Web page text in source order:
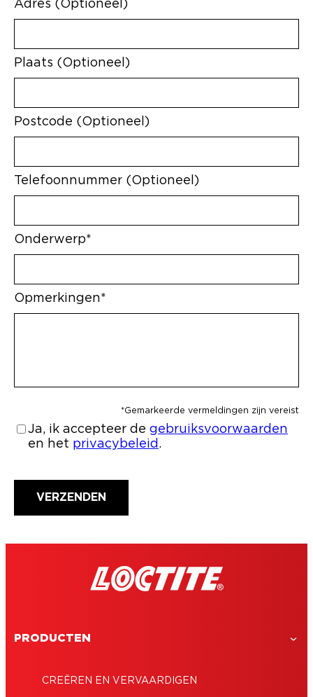
Adres (Optioneel)
Plaats (Optioneel)
Postcode (Optioneel)
Telefoonnummer (Optioneel)
Onderwerp*
Opmerkingen*
*Gemarkeerde vermeldingen zijn vereist
Ja, ik accepteer de gebruiksvoorwaarden
en het privacybeleid .
VERZENDEN
PRODUCTEN
CREËREN EN VERVAARDIGEN